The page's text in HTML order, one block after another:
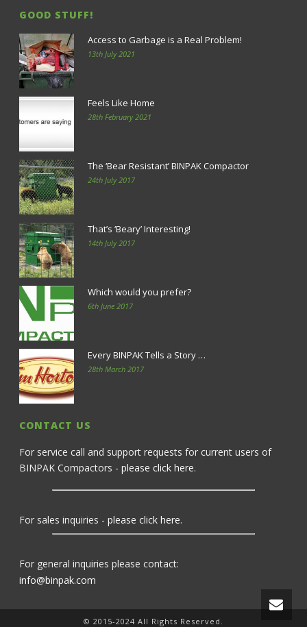
GOOD STUFF!
Access to Garbage is a Real Problem!
13th July 2021
Feels Like Home
28th February 2021
The ‘Bear Resistant’ BINPAK Compactor
24th July 2017
That’s ‘Beary’ Interesting!
14th July 2017
Which would you prefer?
6th June 2017
Every BINPAK Tells a Story …
28th March 2017
CONTACT US
For service call and support requests for current users of
BINPAK Compactors -please click here.
For sales inquiries -please click here.
For general inquiries please contact:
info@binpak.com
© 2015-2024 All Rights Reserved.